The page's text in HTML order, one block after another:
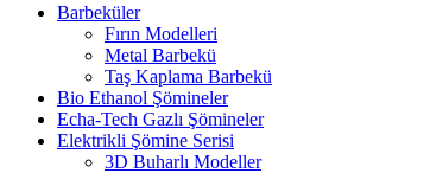
Barbeküler
Fırın Modelleri
Metal Barbekü
Taş Kaplama Barbekü
Bio Ethanol Şömineler
Echa-Tech Gazlı Şömineler
Elektrikli Şömine Serisi
3D Buharlı Modeller